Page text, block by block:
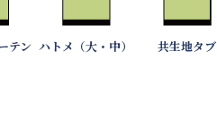
テン ハトメ（大・中） 共生地タブ